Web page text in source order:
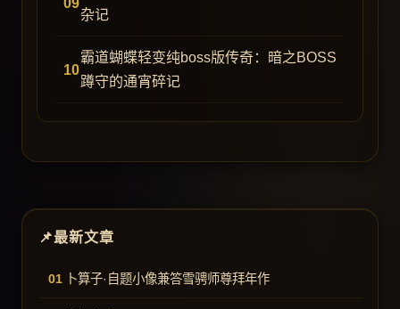
杂记
霸道蝴蝶轻变纯boss版传奇：暗之BOSS
蹲守的通宵碎记
最新文章
卜算子·自题小像兼答雪骋师尊拜年作